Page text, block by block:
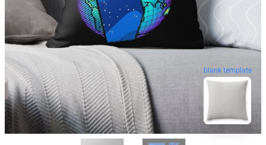
blank template